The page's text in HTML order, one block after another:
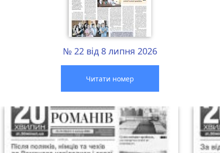
№ 22 від 8 липня 2026
Читати номер